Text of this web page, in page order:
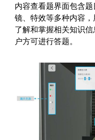
内容查看题界面包含
镜、特效等多种内容
了解和掌握相关知识
户方可进行答题。